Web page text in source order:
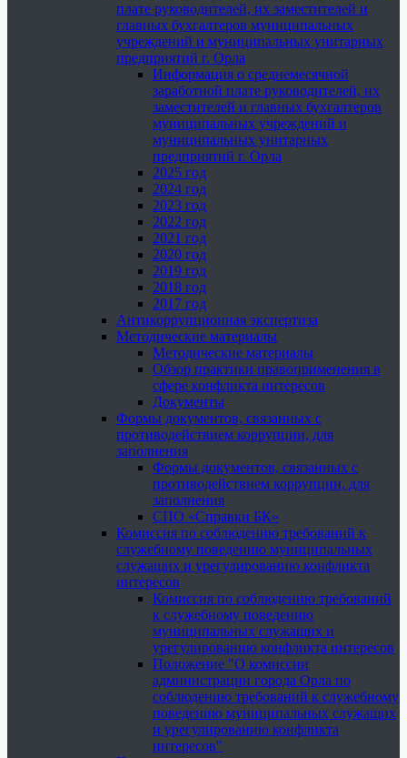
плате руководителей, их заместителей и
главных бухгалтеров муниципальных
учреждений и муниципальных унитарных
предприятий г. Орла
Информация о среднемесячной
заработной плате руководителей, их
заместителей и главных бухгалтеров
муниципальных учреждений и
муниципальных унитарных
предприятий г. Орла
2025 год
2024 год
2023 год
2022 год
2021 год
2020 год
2019 год
2018 год
2017 год
Антикоррупционная экспертиза
Методические материалы
Методические материалы
Обзор практики правоприменения в
сфере конфликта интересов
Документы
Формы документов, связанных с
противодействием коррупции, для
заполнения
Формы документов, связанных с
противодействием коррупции, для
заполнения
СПО «Справки БК»
Комиссия по соблюдению требований к
служебному поведению муниципальных
служащих и урегулированию конфликта
интересов
Комиссия по соблюдению требований
к служебному поведению
муниципальных служащих и
урегулированию конфликта интересов
Положение "О комиссии
администрации города Орла по
соблюдению требований к служебному
поведению муниципальных служащих
и урегулированию конфликта
интересов"